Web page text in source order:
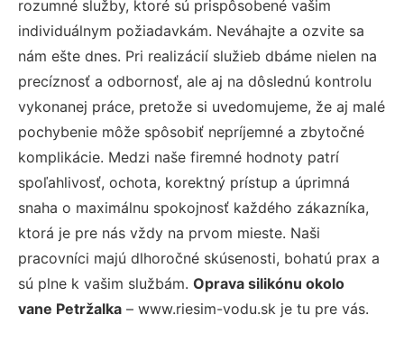
rozumné služby, ktoré sú prispôsobené vašim
individuálnym požiadavkám. Neváhajte a ozvite sa
nám ešte dnes. Pri realizácií služieb dbáme nielen na
precíznosť a odbornosť, ale aj na dôslednú kontrolu
vykonanej práce, pretože si uvedomujeme, že aj malé
pochybenie môže spôsobiť nepríjemné a zbytočné
komplikácie. Medzi naše firemné hodnoty patrí
spoľahlivosť, ochota, korektný prístup a úprimná
snaha o maximálnu spokojnosť každého zákazníka,
ktorá je pre nás vždy na prvom mieste. Naši
pracovníci majú dlhoročné skúsenosti, bohatú prax a
sú plne k vašim službám. Oprava silikónu okolo
vane Petržalka – www.riesim-vodu.sk je tu pre vás.